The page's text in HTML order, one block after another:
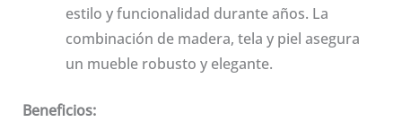
estilo y funcionalidad durante años. La
combinación de madera, tela y piel asegura
un mueble robusto y elegante.
Beneficios: